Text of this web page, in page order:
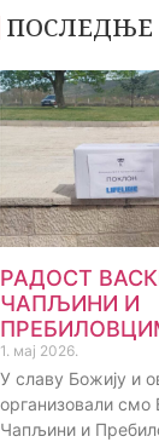
ПОСЛЕДЊЕ
РАДОСТ
ЧАПЉИНИ И
1. мај 2026.
У славу Божију и
организовали
Чапљини и